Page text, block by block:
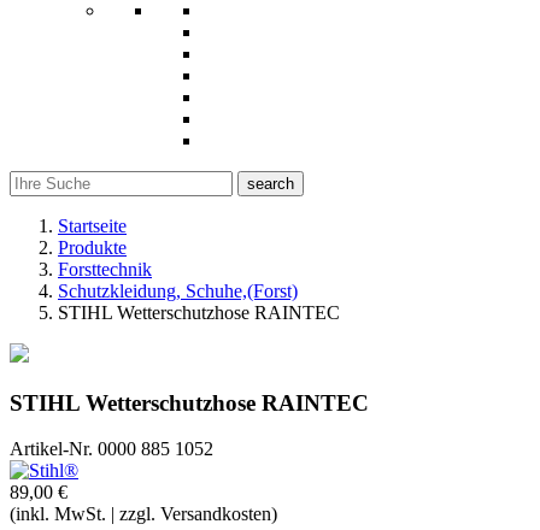
search
Startseite
Produkte
Forsttechnik
Schutzkleidung, Schuhe,(Forst)
STIHL Wetterschutzhose RAINTEC
STIHL Wetterschutzhose RAINTEC
Artikel-Nr. 0000 885 1052
89,00 €
(inkl. MwSt. | zzgl. Versandkosten)